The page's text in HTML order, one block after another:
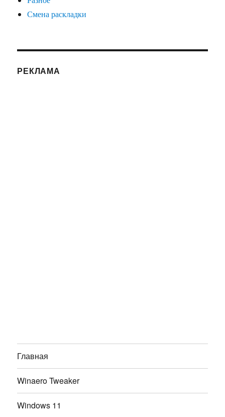
Смена раскладки
РЕКЛАМА
Главная
Winaero Tweaker
Windows 11